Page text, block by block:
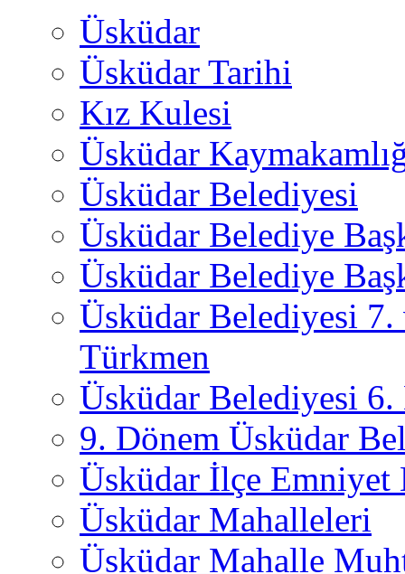
Üsküdar
Üsküdar Tarihi
Kız Kulesi
Üsküdar
Üsküdar Belediyesi
Üsküdar Belediye
Üsküdar Belediye
Üsküdar Belediyesi
Türkmen
Üsküdar Belediyesi 6.
9. Dönem Üsküdar
Üsküdar İlçe
Üsküdar Mahalleleri
Üsküdar Mahalle